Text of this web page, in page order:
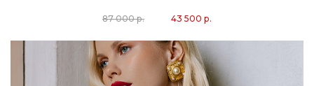
87 000 р. 43 500 р.